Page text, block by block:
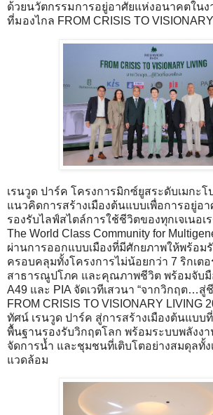
ด้วยนวัตกรรมการอยู่อาศัยแห่งอนาคตใน
ที่มองไกล FROM CRISIS TO
เรนวูด ปาร์ค โครงการมิกซ์ยูสระดับเมกะโ
แนวคิดการสร้างเมืองต้นแบบเพื่อการอยู่อา
รองรับไลฟ์สไตล์การใช้ชีวิตของทุกเจเนอ
The World Class Community for
ผ่านการออกแบบเมืองที่มีศักยภาพให้พร้อม
ครอบคลุมทั้งโครงการไม่น้อยกว่า 7 ริกเตอ
สาธารณูปโภค และคุณภาพชีวิต พร้อมจับ
A49 และ PIA จัดเวทีเสวนา “จากวิกฤต…สู่
FROM CRISIS TO VISIONARY LIVING
ทัศน์ เรนวูด ปาร์ค สู่การสร้างเมืองต้นแบบ
พื้นฐานรองรับวิกฤตโลก พร้อมระบบพลังง
จัดการน้ำ และชุมชนที่เติบโตอย่างสมดุลทั้ง
แวดล้อม